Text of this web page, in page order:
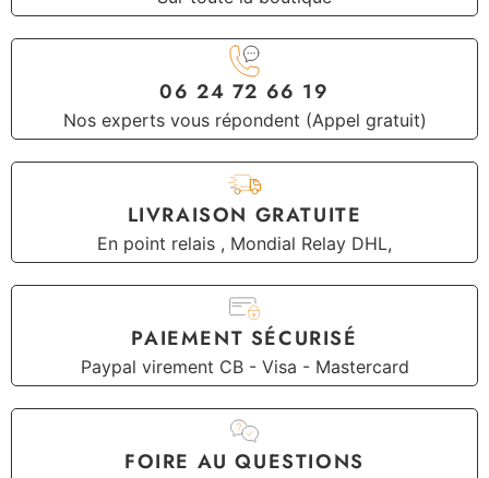
06 24 72 66 19
Nos experts vous répondent (Appel gratuit)
LIVRAISON GRATUITE
En point relais , Mondial Relay DHL,
PAIEMENT SÉCURISÉ
Paypal virement CB - Visa - Mastercard
FOIRE AU QUESTIONS